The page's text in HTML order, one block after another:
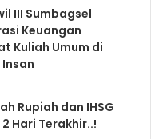
III Sumbagsel
Keuangan
Kuliah Umum di
Rupiah dan IHSG
Hari Terakhir..!